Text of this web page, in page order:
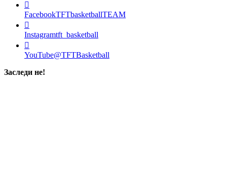
FacebookTFTbasketballTEAM
Instagramtft_basketball
YouTube@TFTBasketball
Заследи не!